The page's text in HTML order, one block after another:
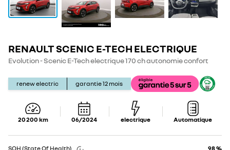
RENAULT SCENIC E-TECH ELECTRIQUE
Evolution - Scenic E-Tech electrique 170 ch autonomie confort
renew electric garantie12 mois
20 200 km 06/2024 electrique Automatique
SOH (State Of Health)
Show
98 %
Show